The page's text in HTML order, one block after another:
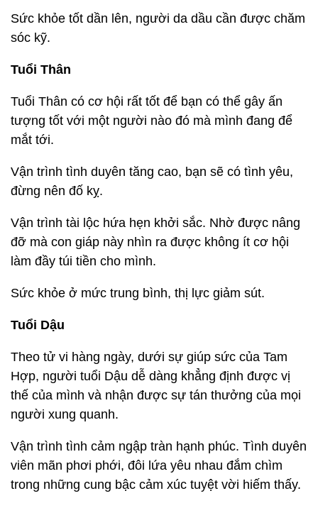
Sức khỏe tốt dần lên, người da dầu cần được chăm
sóc kỹ.
Tuổi Thân
Tuổi Thân có cơ hội rất tốt để bạn có thể gây ấn
tượng tốt với một người nào đó mà mình đang để
mắt tới.
Vận trình tình duyên tăng cao, bạn sẽ có tình yêu,
đừng nên đố kỵ.
Vận trình tài lộc hứa hẹn khởi sắc. Nhờ được nâng
đỡ mà con giáp này nhìn ra được không ít cơ hội
làm đầy túi tiền cho mình.
Sức khỏe ở mức trung bình, thị lực giảm sút.
Tuổi Dậu
Theo tử vi hàng ngày, dưới sự giúp sức của Tam
Hợp, người tuổi Dậu dễ dàng khẳng định được vị
thế của mình và nhận được sự tán thưởng của mọi
người xung quanh.
Vận trình tình cảm ngập tràn hạnh phúc. Tình duyên
viên mãn phơi phới, đôi lứa yêu nhau đắm chìm
trong những cung bậc cảm xúc tuyệt vời hiếm thấy.